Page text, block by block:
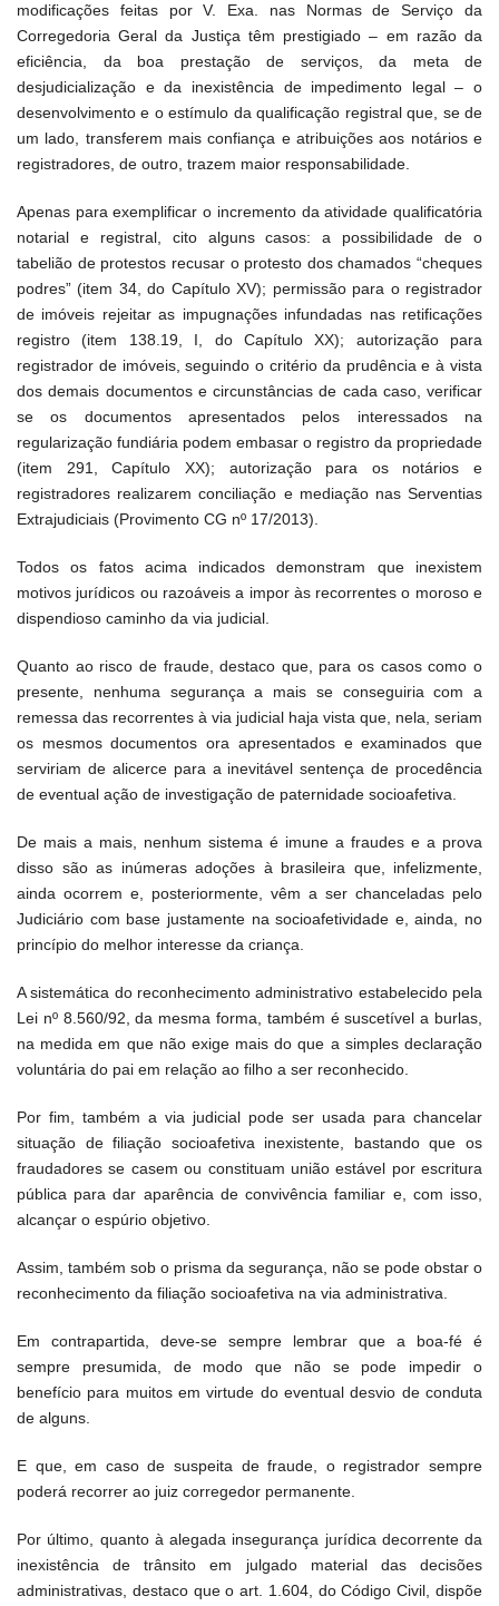
modificações feitas por V. Exa. nas Normas de Serviço da
Corregedoria Geral da Justiça têm prestigiado – em razão da
eficiência, da boa prestação de serviços, da meta de
desjudicialização e da inexistência de impedimento legal – o
desenvolvimento e o estímulo da qualificação registral que, se de
um lado, transferem mais confiança e atribuições aos notários e
registradores, de outro, trazem maior responsabilidade.
Apenas para exemplificar o incremento da atividade qualificatória
notarial e registral, cito alguns casos: a possibilidade de o
tabelião de protestos recusar o protesto dos chamados “cheques
podres” (item 34, do Capítulo XV); permissão para o registrador
de imóveis rejeitar as impugnações infundadas nas retificações
registro (item 138.19, I, do Capítulo XX); autorização para
registrador de imóveis, seguindo o critério da prudência e à vista
dos demais documentos e circunstâncias de cada caso, verificar
se os documentos apresentados pelos interessados na
regularização fundiária podem embasar o registro da propriedade
(item 291, Capítulo XX); autorização para os notários e
registradores realizarem conciliação e mediação nas Serventias
Extrajudiciais (Provimento CG nº 17/2013).
Todos os fatos acima indicados demonstram que inexistem
motivos jurídicos ou razoáveis a impor às recorrentes o moroso e
dispendioso caminho da via judicial.
Quanto ao risco de fraude, destaco que, para os casos como o
presente, nenhuma segurança a mais se conseguiria com a
remessa das recorrentes à via judicial haja vista que, nela, seriam
os mesmos documentos ora apresentados e examinados que
serviriam de alicerce para a inevitável sentença de procedência
de eventual ação de investigação de paternidade socioafetiva.
De mais a mais, nenhum sistema é imune a fraudes e a prova
disso são as inúmeras adoções à brasileira que, infelizmente,
ainda ocorrem e, posteriormente, vêm a ser chanceladas pelo
Judiciário com base justamente na socioafetividade e, ainda, no
princípio do melhor interesse da criança.
A sistemática do reconhecimento administrativo estabelecido pela
Lei nº 8.560/92, da mesma forma, também é suscetível a burlas,
na medida em que não exige mais do que a simples declaração
voluntária do pai em relação ao filho a ser reconhecido.
Por fim, também a via judicial pode ser usada para chancelar
situação de filiação socioafetiva inexistente, bastando que os
fraudadores se casem ou constituam união estável por escritura
pública para dar aparência de convivência familiar e, com isso,
alcançar o espúrio objetivo.
Assim, também sob o prisma da segurança, não se pode obstar o
reconhecimento da filiação socioafetiva na via administrativa.
Em contrapartida, deve-se sempre lembrar que a boa-fé é
sempre presumida, de modo que não se pode impedir o
benefício para muitos em virtude do eventual desvio de conduta
de alguns.
E que, em caso de suspeita de fraude, o registrador sempre
poderá recorrer ao juiz corregedor permanente.
Por último, quanto à alegada insegurança jurídica decorrente da
inexistência de trânsito em julgado material das decisões
administrativas, destaco que o art. 1.604, do Código Civil, dispõe